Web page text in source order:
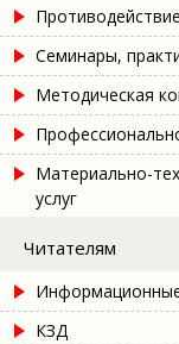
Семинары,
Методическая
Материально-
услуг
Читателям
КЗД